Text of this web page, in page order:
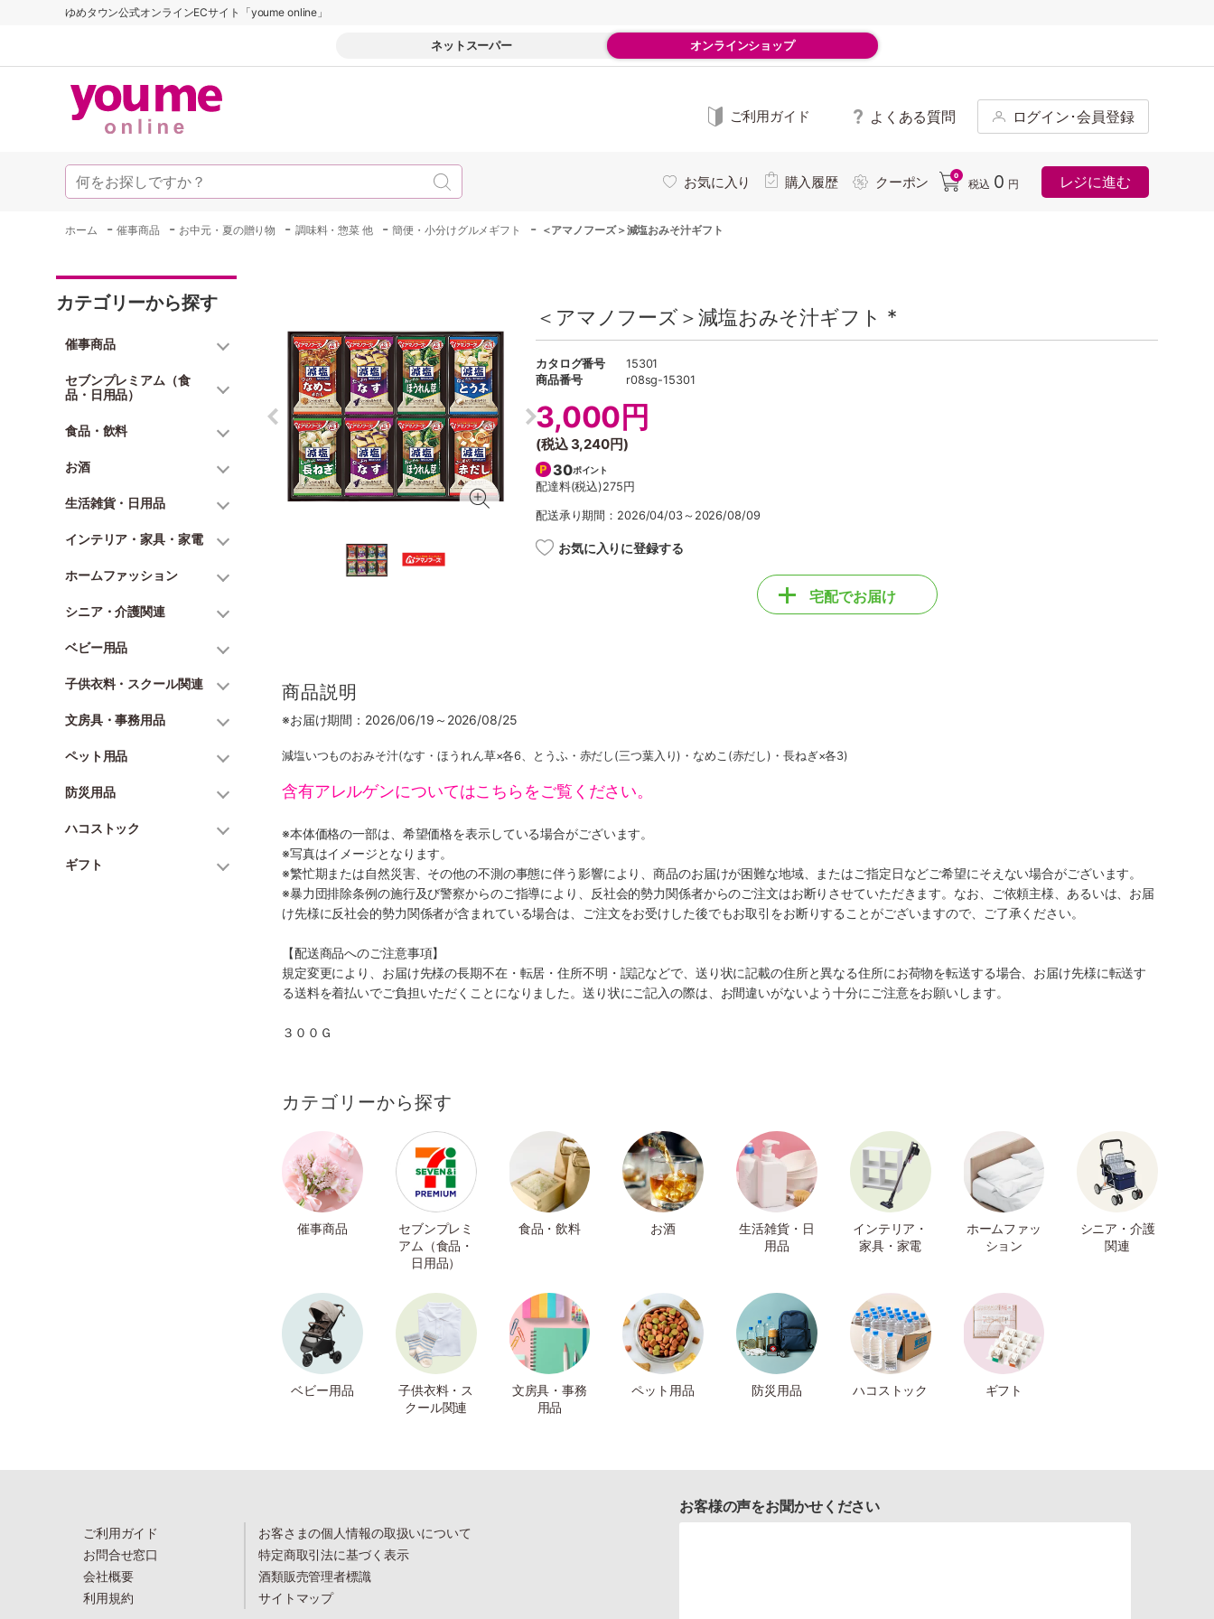
ゆめタウン公式オンラインECサイト「youme online」
ネットスーパー オンラインショップ
ご利用ガイド よくある質問 ログイン･会員登録
お気に入り 購入履歴 クーポン 0
税込 0 円 レジに進む
ホーム -催事商品 - お中元・夏の贈り物 - 調味料・惣菜 他 -簡便・小分けグルメギフト - ＜アマノフーズ＞減塩おみそ汁ギフト
カテゴリーから探す
催事商品
セブンプレミアム（食
品・日用品）
食品・飲料
お酒
生活雑貨・日用品
インテリア・家具・家電
ホームファッション
シニア・介護関連
ベビー用品
子供衣料・スクール関連
文房具・事務用品
ペット用品
防災用品
ハコストック
ギフト
＜アマノフーズ＞減塩おみそ汁ギフト *
カタログ番号
15301
商品番号
r08sg-15301
3,000円
(税込 3,240円)
30ポイント
配達料(税込)275円
配送承り期間：2026/04/03～2026/08/09
お気に入りに登録する
宅配でお届け
商品説明
※お届け期間：2026/06/19～2026/08/25
減塩いつものおみそ汁(なす・ほうれん草×各6、とうふ・赤だし(三つ葉入り)・なめこ(赤だし)・長ねぎ×各3)
含有アレルゲンについてはこちらをご覧ください。
※本体価格の一部は、希望価格を表示している場合がございます。
※写真はイメージとなります。
※繁忙期または自然災害、その他の不測の事態に伴う影響により、商品のお届けが困難な地域、またはご指定日などご希望にそえない場合がございます。
※暴力団排除条例の施行及び警察からのご指導により、反社会的勢力関係者からのご注文はお断りさせていただきます。なお、ご依頼主様、あるいは、お届
け先様に反社会的勢力関係者が含まれている場合は、ご注文をお受けした後でもお取引をお断りすることがございますので、ご了承ください。
【配送商品へのご注意事項】
規定変更により、お届け先様の長期不在・転居・住所不明・誤記などで、送り状に記載の住所と異なる住所にお荷物を転送する場合、お届け先様に転送す
る送料を着払いでご負担いただくことになりました。送り状にご記入の際は、お間違いがないよう十分にご注意をお願いします。
３００Ｇ
カテゴリーから探す
催事商品
セブンプレミ
アム（食品・
日用品）
食品・飲料 お酒
生活雑貨・日
用品
インテリア・
家具・家電
ホームファッ
ション
シニア・介護
関連
ベビー用品
子供衣料・ス
クール関連
文房具・事務
用品
ペット用品 防災用品 ハコストック ギフト
ご利用ガイド
お問合せ窓口
会社概要
利用規約
お客さまの個人情報の取扱いについて
特定商取引法に基づく表示
酒類販売管理者標識
サイトマップ
お客様の声をお聞かせください